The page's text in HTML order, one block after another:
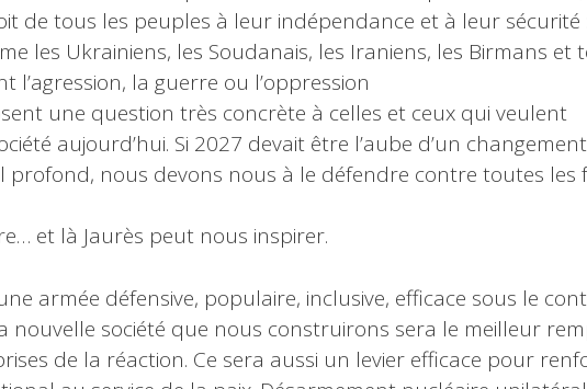
de tous les peuples à leur indépendance et à leur sécurité
les Ukrainiens, les Soudanais, les Iraniens, les Birmans et
l’agression, la guerre ou l’oppression
une question très concrète à celles et ceux qui veulent
aujourd’hui. Si 2027 devait être l’aube d’un changement
profond, nous devons nous à le défendre contre toutes les
et là Jaurès peut nous inspirer.
armée défensive, populaire, inclusive, efficace sous le
nouvelle société que nous construirons sera le meilleur
de la réaction. Ce sera aussi un levier efficace pour